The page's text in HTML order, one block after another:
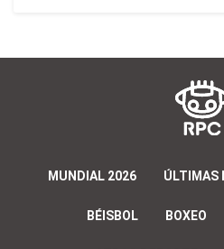
MUNDIAL 2026 ÚLTIMAS
BÉISBOL BOXEO